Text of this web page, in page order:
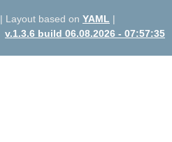
| Layout based on YAML |
v.1.3.6 build 06.08.2026 - 07:57:35